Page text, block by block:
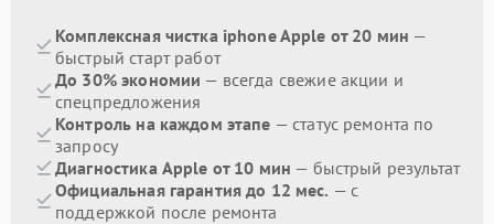
Комплексная чистка iphone Apple от 20 мин —
быстрый старт работ
До 30% экономии — всегда свежие акции и
спецпредложения
Контроль на каждом этапе — статус ремонта по
запросу
Диагностика Apple от 10 мин — быстрый результат
Официальная гарантия до 12 мес. — с
поддержкой после ремонта